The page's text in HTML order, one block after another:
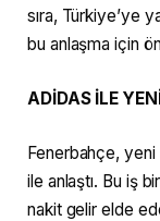
sıra, Türkiye’ye
bu anlaşma için
ADİDAS İLE
Fenerbahçe,
ile anlaştı. Bu iş
nakit gelir elde